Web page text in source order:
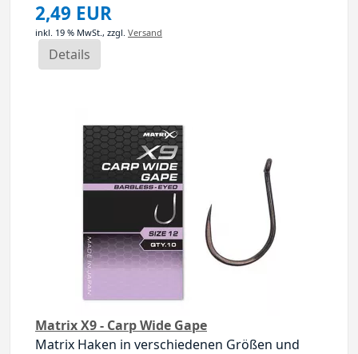
2,49 EUR
inkl. 19 % MwSt., zzgl. Versand
Details
Matrix X9 - Carp Wide Gape
Matrix Haken in verschiedenen Größen und